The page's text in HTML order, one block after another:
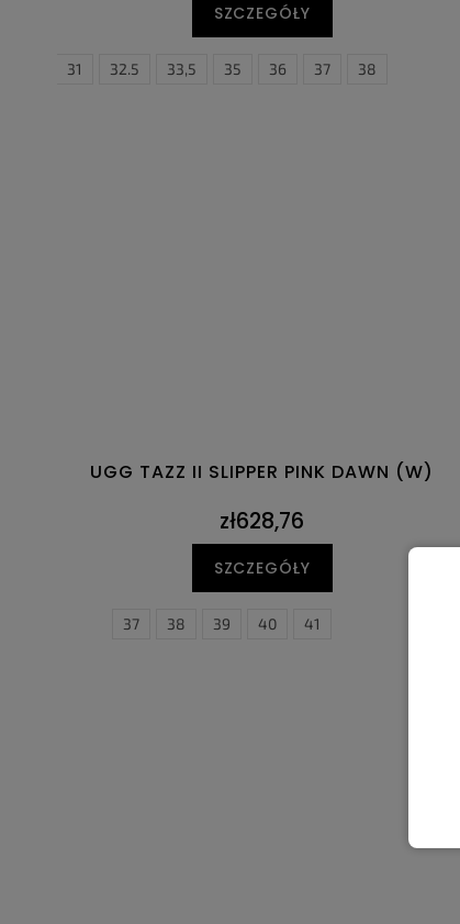
SZCZEGÓŁY
31 32.5 33,5 35 36 37 38
UGG TAZZ II SLIPPER PINK DAWN (W)
zł628,76
SZCZEGÓŁY
37 38 39 40 41